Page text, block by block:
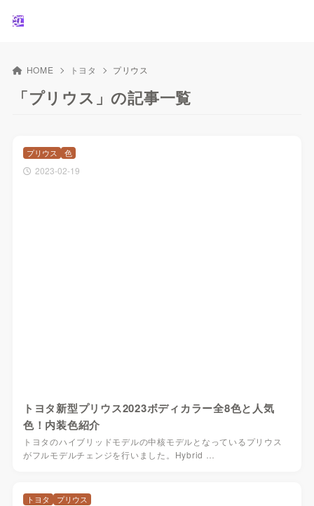
HOME トヨタ プリウス
「プリウス」の記事一覧
プリウス 色
2023-02-19
トヨタ新型プリウス2023ボディカラー全8色と人気
色！内装色紹介
トヨタのハイブリッドモデルの中核モデルとなっているプリウス
がフルモデルチェンジを行いました。Hybrid …
トヨタ プリウス